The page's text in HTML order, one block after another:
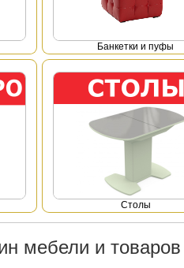
Банкетки и пуфы
Столы
мебели и